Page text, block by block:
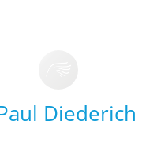
Diederich